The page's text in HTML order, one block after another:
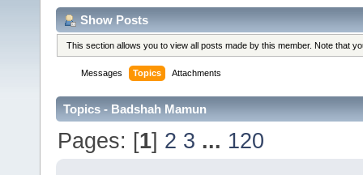
Show Posts
This section allows you to view all posts made by this member. Note that
Messages Topics Attachments
Topics - Badshah Mamun
Pages: [1] 2 3 ... 120